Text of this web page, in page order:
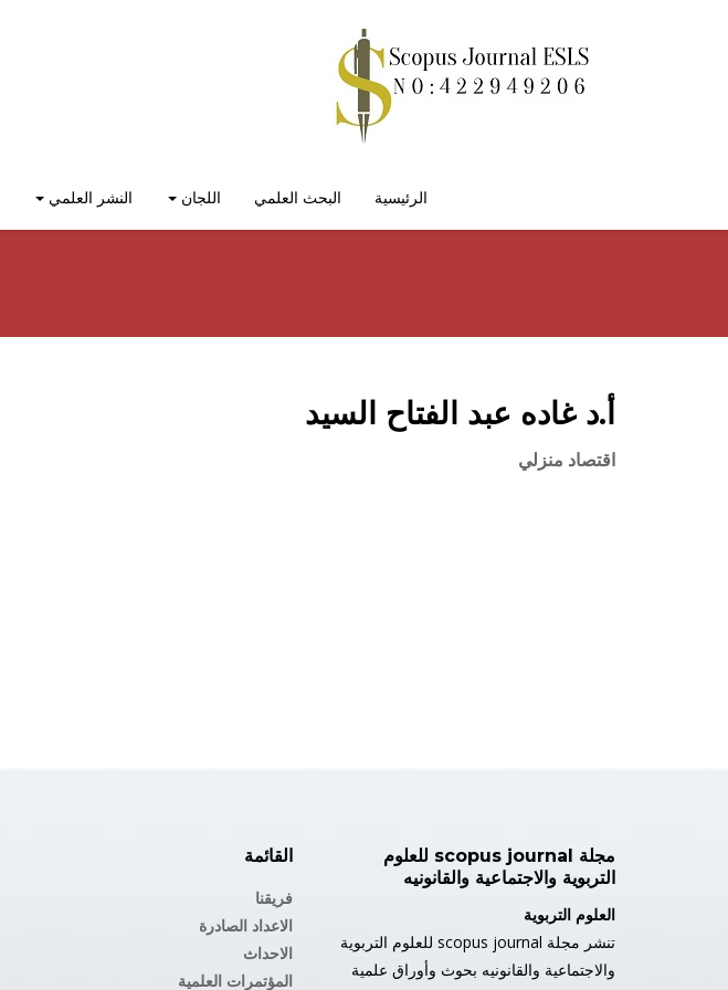
الرئيسية البحث العلمي اللجان النشر العلمي
أ.د غاده عبد الفتاح السيد
اقتصاد منزلي
القائمة
فريقنا
الاعداد الصادرة
الاحداث
المؤتمرات العلمية
مجلة scopus journal للعلوم
التربوية والاجتماعية والقانونيه
العلوم التربوية
تنشر مجلة scopus journal للعلوم التربوية
والاجتماعية والقانونيه بحوث وأوراق علمية